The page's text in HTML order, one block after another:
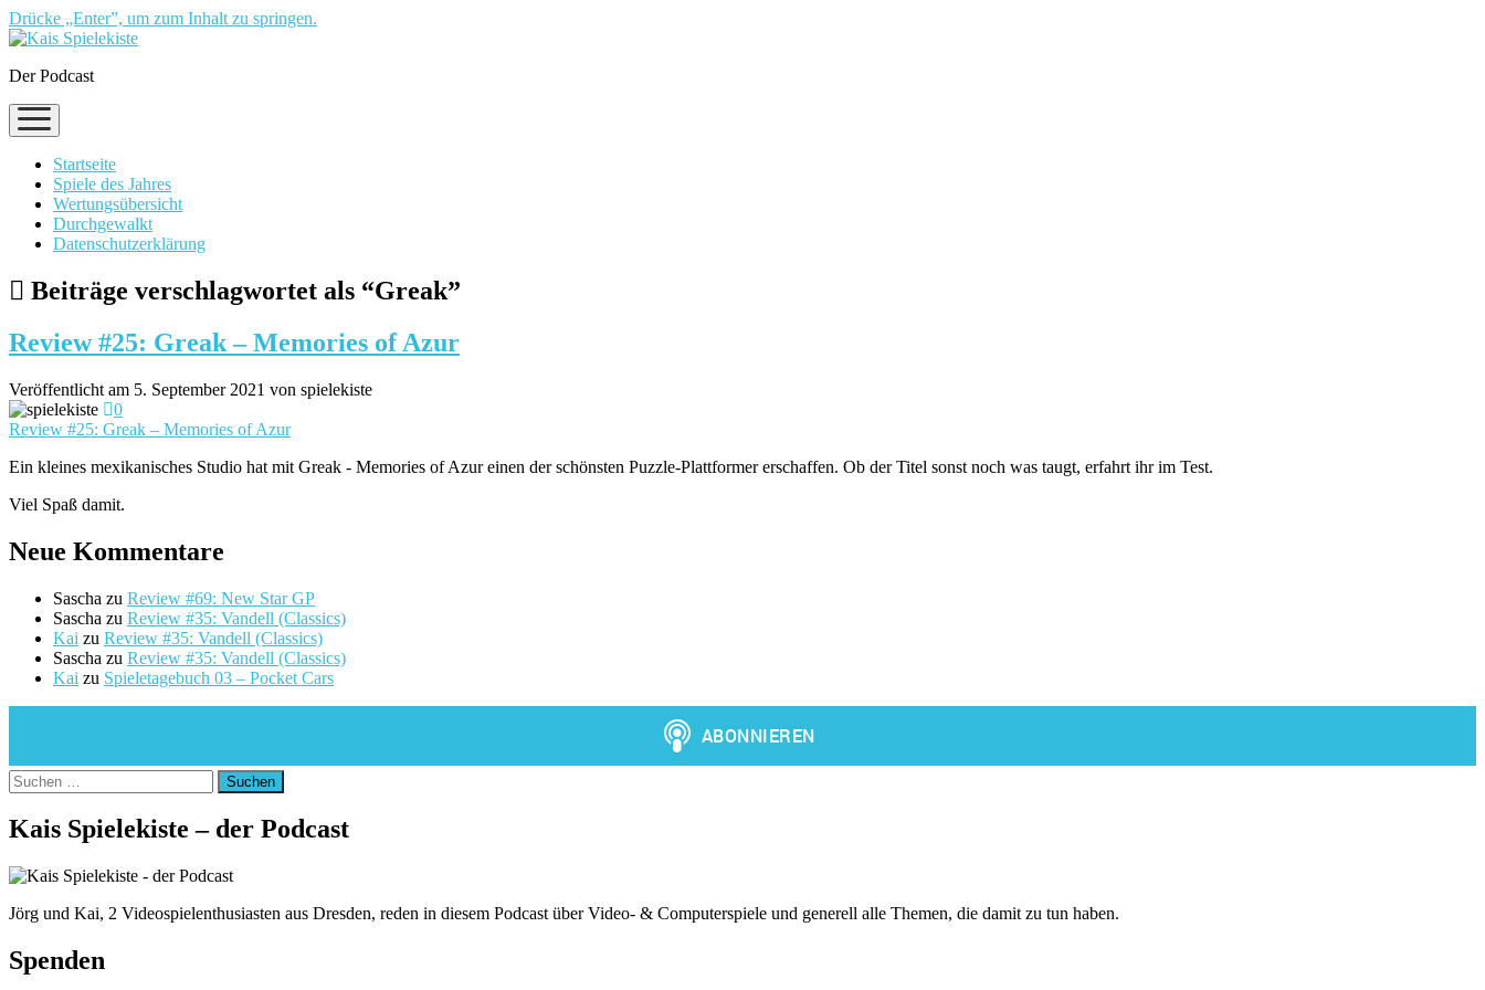
Drücke „Enter”, um zum Inhalt zu springen.
Der Podcast
Menü
öffnen
Startseite
Spiele des Jahres
Wertungsübersicht
Durchgewalkt
Datenschutzerklärung
Beiträge verschlagwortet als “Greak”
Review #25: Greak – Memories of Azur
Veröffentlicht am 5. September 2021 von spielekiste
0
Review #25: Greak – Memories of Azur
Ein kleines mexikanisches Studio hat mit Greak - Memories of Azur einen der schönsten Puzzle-Plattformer erschaffen. Ob der Titel sonst noch was taugt, erfahrt ihr im Test.
Viel Spaß damit.
Neue Kommentare
Sascha zu Review #69: New Star GP
Sascha zu Review #35: Vandell (Classics)
Kai zu Review #35: Vandell (Classics)
Sascha zu Review #35: Vandell (Classics)
Kai zu Spieletagebuch 03 – Pocket Cars
Suchen
nach:
Kais Spielekiste – der Podcast
Jörg und Kai, 2 Videospielenthusiasten aus Dresden, reden in diesem Podcast über Video- & Computerspiele und generell alle Themen, die damit zu tun haben.
Spenden